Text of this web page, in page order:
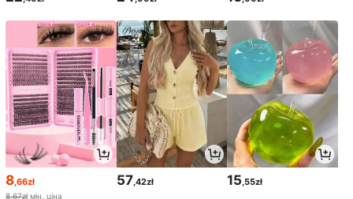
8 ,66zł
8,67zł мін. ціна
57 ,42zł 15 ,55zł